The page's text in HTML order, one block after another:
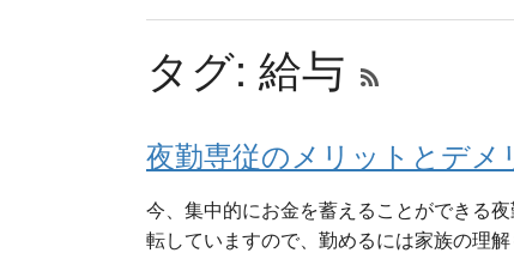
タグ: 給与
夜勤専従のメリットとデメ
今、集中的にお金を蓄えることができる
転していますので、勤めるには家族の理